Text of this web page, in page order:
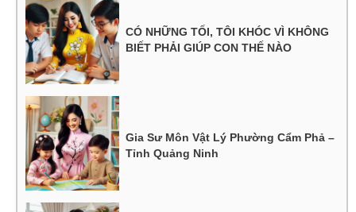
CÓ NHỮNG TỐI, TÔI KHÓC VÌ KHÔNG
BIẾT PHẢI GIÚP CON THẾ NÀO
Gia Sư Môn Vật Lý Phường Cẩm Phả –
Tỉnh Quảng Ninh